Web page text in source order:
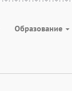
Образование